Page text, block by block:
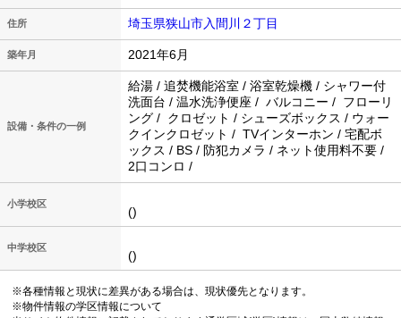
住所 埼玉県狭山市入間川２丁目
築年月 2021年6月
設備・条件の一例
給湯 / 追焚機能浴室 / 浴室乾燥機 / シャワー付
洗面台 / 温水洗浄便座 / バルコニー / フローリ
ング / クロゼット / シューズボックス / ウォー
クインクロゼット / TVインターホン / 宅配ボ
ックス / BS / 防犯カメラ / ネット使用料不要 /
2口コンロ /
小学校区
()
中学校区
()
※各種情報と現状に差異がある場合は、現状優先となります。
※物件情報の学区情報について